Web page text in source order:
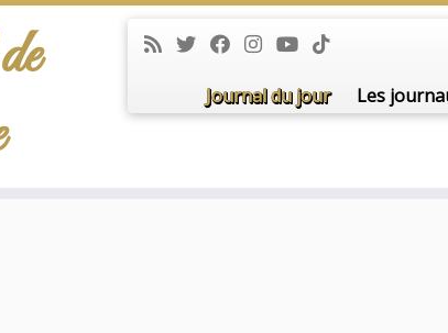
Journal du jour Les